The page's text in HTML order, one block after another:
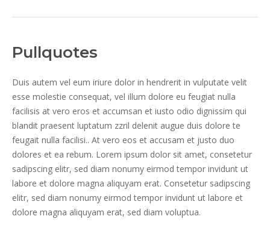
Pullquotes
Duis autem vel eum iriure dolor in hendrerit in vulputate velit
esse molestie consequat, vel illum dolore eu feugiat nulla
facilisis at vero eros et accumsan et iusto odio dignissim qui
blandit praesent luptatum zzril delenit augue duis dolore te
feugait nulla facilisi.. At vero eos et accusam et justo duo
dolores et ea rebum. Lorem ipsum dolor sit amet, consetetur
sadipscing elitr, sed diam nonumy eirmod tempor invidunt ut
labore et dolore magna aliquyam erat. Consetetur sadipscing
elitr, sed diam nonumy eirmod tempor invidunt ut labore et
dolore magna aliquyam erat, sed diam voluptua.